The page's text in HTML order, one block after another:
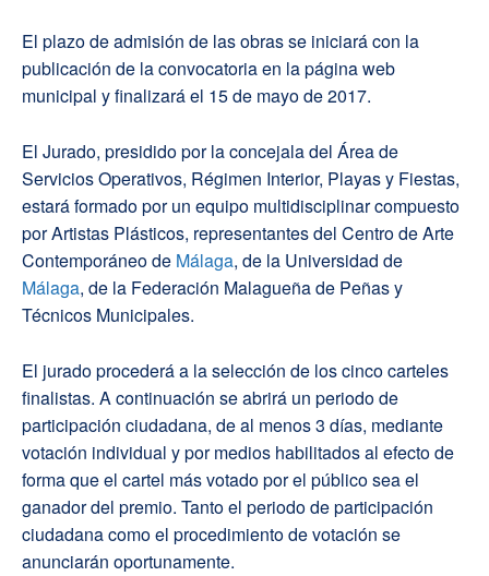
El plazo de admisión de las obras se iniciará con la
publicación de la convocatoria en la página web
municipal y finalizará el 15 de mayo de 2017.
El Jurado, presidido por la concejala del Área de
Servicios Operativos, Régimen Interior, Playas y Fiestas,
estará formado por un equipo multidisciplinar compuesto
por Artistas Plásticos, representantes del Centro de Arte
Contemporáneo de Málaga, de la Universidad de
Málaga, de la Federación Malagueña de Peñas y
Técnicos Municipales.
El jurado procederá a la selección de los cinco carteles
finalistas. A continuación se abrirá un periodo de
participación ciudadana, de al menos 3 días, mediante
votación individual y por medios habilitados al efecto de
forma que el cartel más votado por el público sea el
ganador del premio. Tanto el periodo de participación
ciudadana como el procedimiento de votación se
anunciarán oportunamente.